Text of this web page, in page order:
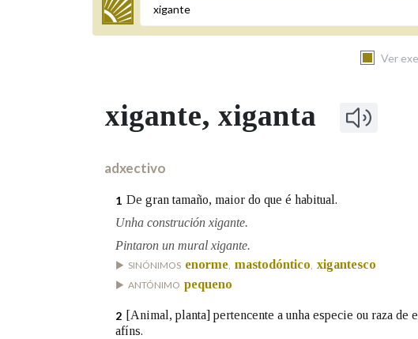
Termo a buscar
Ver
BUSCAR NOS LEMAS
Remata por
Contén
xigante, xiganta
adxectivo
1 De gran tamaño, maior do que é habitual.
Unha construción xigante.
Pintaron un mural xigante.
SINÓNIMOS enorme, mastodóntico, xigantesco
ANTÓNIMO pequeno
2
[Animal, planta] pertencente a unha especie ou raza de
afíns.